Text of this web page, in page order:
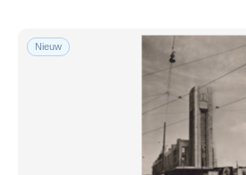
Nieuw